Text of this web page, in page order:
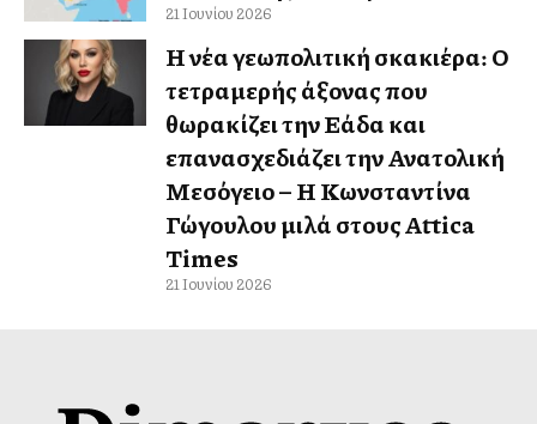
21 Ιουνίου 2026
Η νέα γεωπολιτική σκακιέρα: Ο
τετραμερής άξονας που
θωρακίζει την Ελλάδα και
επανασχεδιάζει την Ανατολική
Μεσόγειο – Η Κωνσταντίνα
Γώγουλου μιλά στους Attica
Times
21 Ιουνίου 2026